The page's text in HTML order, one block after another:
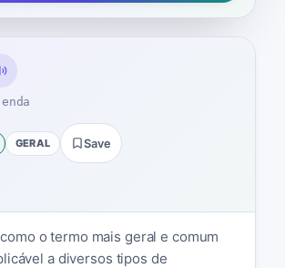
GERAL Save
o termo mais geral e comum
a diversos tipos de